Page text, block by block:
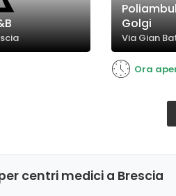
Golgi
Via Gian
Ora
centri medici a Brescia